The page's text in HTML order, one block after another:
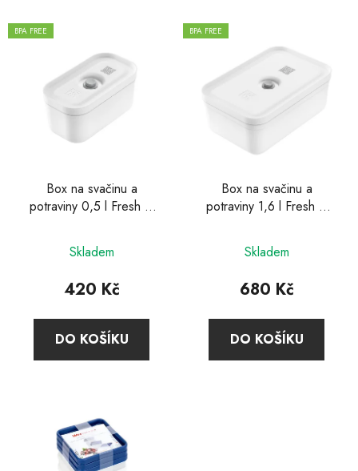
í
p
V
ý
BPA FREE
Box na svačinu a
potraviny 0,5 l Fresh &
Skladem
420 Kč
DO KOŠÍKU
BPA FREE
Box na svačinu a
potraviny 1,6 l Fresh &
Skladem
680 Kč
DO KOŠÍKU